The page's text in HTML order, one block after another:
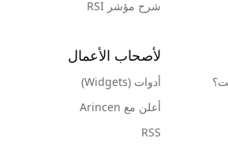
شرح مؤشر RSI
لأصحاب الأعمال
أدوات (Widgets)
أعلن مع Arincen
RSS